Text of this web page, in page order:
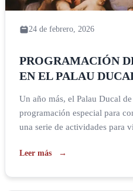
24 de febrero, 2026
PROGRAMACIÓN
EN EL PALAU
Un año más, el Palau Ducal
programación especial para
una serie de actividades para
5 de marzo tendrá lugar la
Leer más